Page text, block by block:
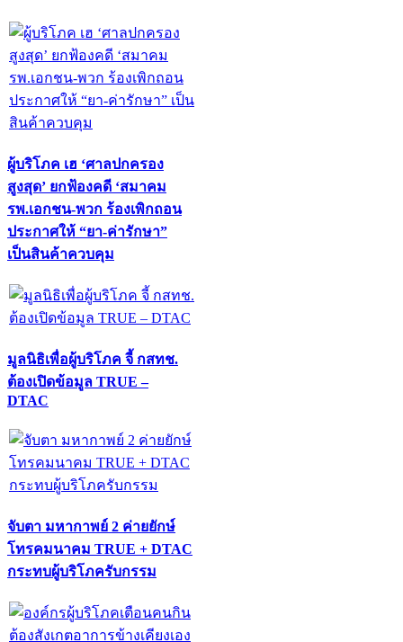
ผู้บริโภค เฮ ‘ศาลปกครอง
สูงสุด’ ยกฟ้องคดี ‘สมาคม
รพ.เอกชน-พวก ร้องเพิกถอน
ประกาศให้ “ยา-ค่ารักษา”
เป็นสินค้าควบคุม
มูลนิธิเพื่อผู้บริโภค จี้ กสทช.
ต้องเปิดข้อมูล TRUE –
DTAC
จับตา มหากาพย์ 2 ค่ายยักษ์
โทรคมนาคม TRUE + DTAC
กระทบผู้บริโภครับกรรม